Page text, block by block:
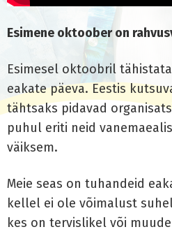
Esimene oktoober on
Esimesel oktoobril
eakate päeva. Eestis
tähtsaks pidavad
puhul eriti neid
väiksem.
Meie seas on tuhandeid
kellel ei ole võimalust
kes on tervislikel või